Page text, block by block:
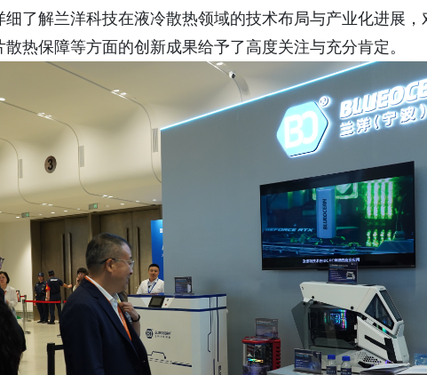
了解兰洋科技在液冷散热领域的技术布局与产业化进展
热保障等方面的创新成果给予了高度关注与充分肯定。